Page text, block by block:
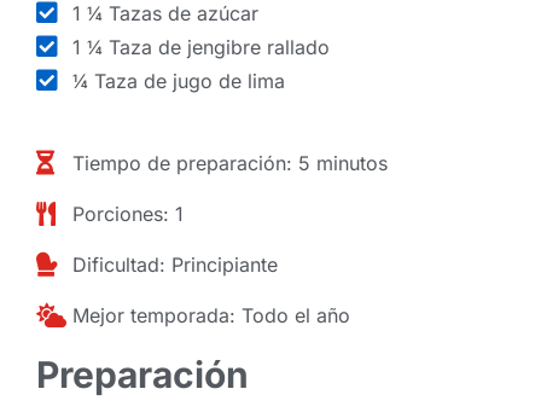
1 ¼ Tazas de azúcar
1 ¼ Taza de jengibre rallado
¼ Taza de jugo de lima
Tiempo de preparación: 5 minutos
Porciones: 1
Dificultad: Principiante
Mejor temporada: Todo el año
Preparación